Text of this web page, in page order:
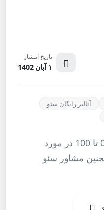
تاریخ انتشار
۱ آبان 1402
آنالیز رایگان سئو
در این محتوا قصد داریم از 0 تا 100 در مورد
مشاور سئو